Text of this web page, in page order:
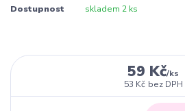
Dostupnost skladem 2 ks
59 Kč/ks
53 Kč bez DPH